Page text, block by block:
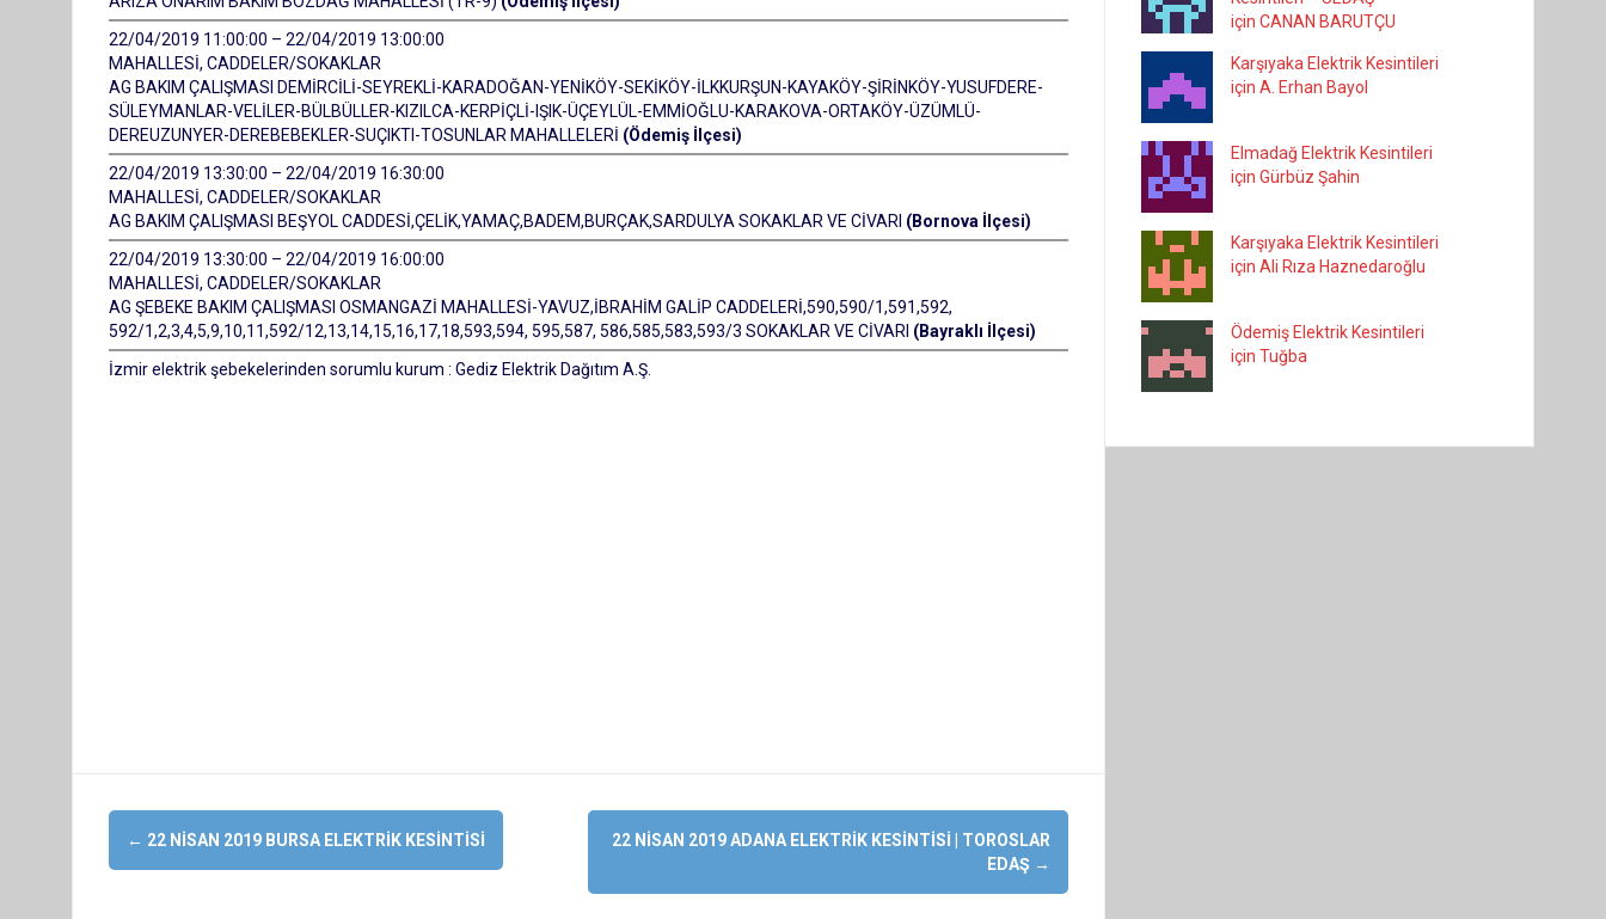
22/04/2019 11:00:00 – 22/04/2019 13:00:00
MAHALLESİ, CADDELER/SOKAKLAR
AG BAKIM ÇALIŞMASI DEMİRCİLİ-SEYREKLİ-KARADOĞAN-YENİKÖY-SEKİKÖY-İLKKURŞUN-KAYAKÖY-ŞİRİNKÖY-YUSUFDERE-
SÜLEYMANLAR-VELİLER-BÜLBÜLLER-KIZILCA-KERPİÇLİ-IŞIK-ÜÇEYLÜL-EMMİOĞLU-KARAKOVA-ORTAKÖY-ÜZÜMLÜ-
DEREUZUNYER-DEREBEBEKLER-SUÇIKTI-TOSUNLAR MAHALLELERİ (Ödemiş İlçesi)
22/04/2019 13:30:00 – 22/04/2019 16:30:00
MAHALLESİ, CADDELER/SOKAKLAR
AG BAKIM ÇALIŞMASI BEŞYOL CADDESİ,ÇELİK,YAMAÇ,BADEM,BURÇAK,SARDULYA SOKAKLAR VE CİVARI (Bornova İlçesi)
22/04/2019 13:30:00 – 22/04/2019 16:00:00
MAHALLESİ, CADDELER/SOKAKLAR
AG ŞEBEKE BAKIM ÇALIŞMASI OSMANGAZİ MAHALLESİ-YAVUZ,İBRAHİM GALİP CADDELERİ,590,590/1,591,592,
592/1,2,3,4,5,9,10,11,592/12,13,14,15,16,17,18,593,594, 595,587, 586,585,583,593/3 SOKAKLAR VE CİVARI (Bayraklı İlçesi)
İzmir elektrik şebekelerinden sorumlu kurum : Gediz Elektrik Dağıtım A.Ş.
Yazı
dolaşımı
← 22 NISAN 2019 BURSA ELEKTRIK KESINTISI
22 NISAN 2019 ADANA ELEKTRIK KESINTISI | TOROSLAR
EDAŞ →
için CANAN BARUTÇU
Karşıyaka Elektrik Kesintileri
için A. Erhan Bayol
Elmadağ Elektrik Kesintileri
için Gürbüz Şahin
Karşıyaka Elektrik Kesintileri
için Ali Rıza Haznedaroğlu
Ödemiş Elektrik Kesintileri
için Tuğba